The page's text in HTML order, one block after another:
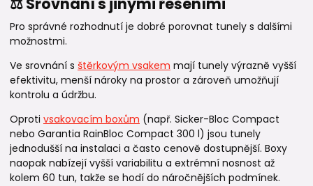
⚖️ Srovnání s jinými řešeními
Pro správné rozhodnutí je dobré porovnat tunely s dalšími
možnostmi.
Ve srovnání s štěrkovým vsakem mají tunely výrazně vyšší
efektivitu, menší nároky na prostor a zároveň umožňují
kontrolu a údržbu.
Oproti vsakovacím boxům (např. Sicker-Bloc Compact
nebo Garantia RainBloc Compact 300 l) jsou tunely
jednodušší na instalaci a často cenově dostupnější. Boxy
naopak nabízejí vyšší variabilitu a extrémní nosnost až
kolem 60 tun, takže se hodí do náročnějších podmínek.